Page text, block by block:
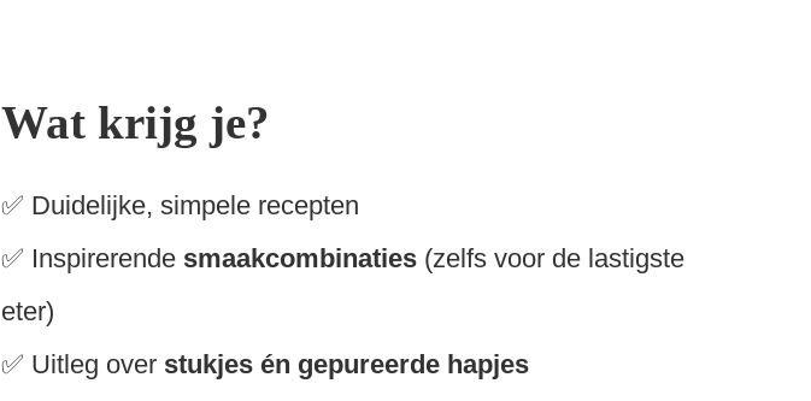
Wat krijg je?
✅ Duidelijke, simpele recepten
✅ Inspirerende smaakcombinaties (zelfs voor de lastigste
eter)
✅ Uitleg over stukjes én gepureerde hapjes